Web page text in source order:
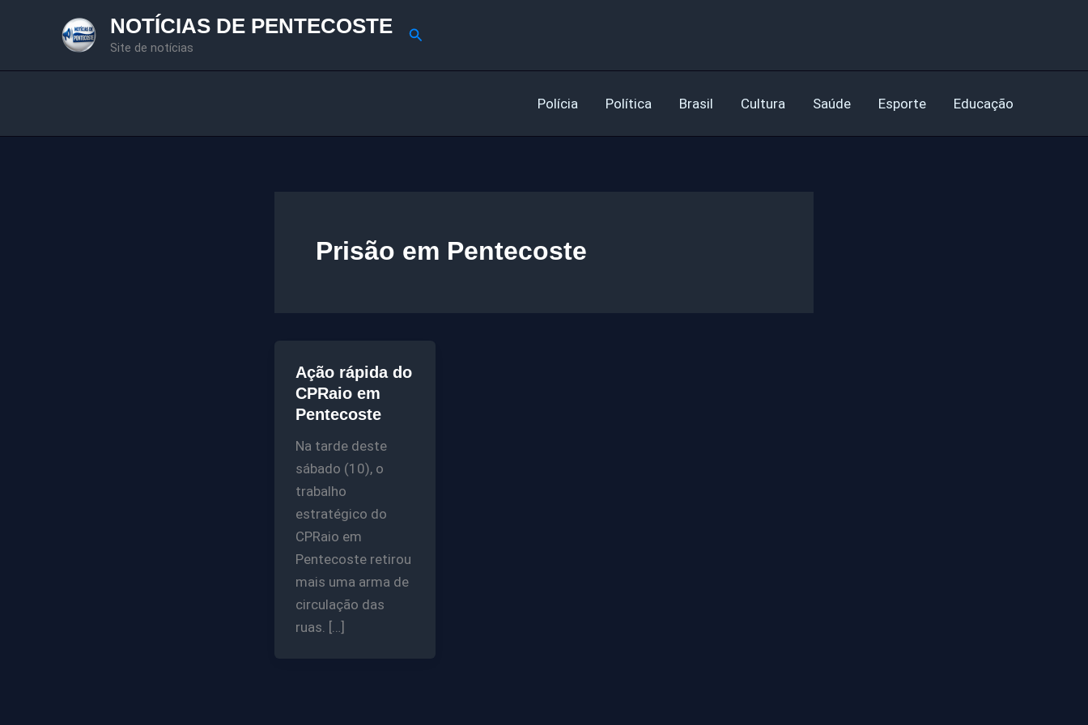
NOTÍCIAS DE PENTECOSTE
Site de notícias
Pesquisar
Polícia Política Brasil Cultura Saúde Esporte Educação
Prisão em Pentecoste
Ação rápida do
CPRaio em
Pentecoste
Na tarde deste
sábado (10), o
trabalho
estratégico do
CPRaio em
Pentecoste retirou
mais uma arma de
circulação das
ruas. […]